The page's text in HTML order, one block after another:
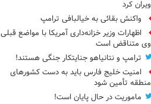
ویران کرد
واکنش بقائی به خیالبافی ترامپ
اظهارات وزیر خزانه‌داری آمریکا با مواضع قبلی
وی متناقض است
ترامپ و نتانیاهو جنایتکار جنگی هستند!
امنیت خلیج فارس باید به دست کشورهای
منطقه تأمین شود
ماموریت در حال پایان است!